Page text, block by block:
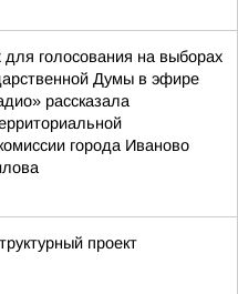
голосования на выборах
Думы в эфире
рассказала
города Иваново
проект